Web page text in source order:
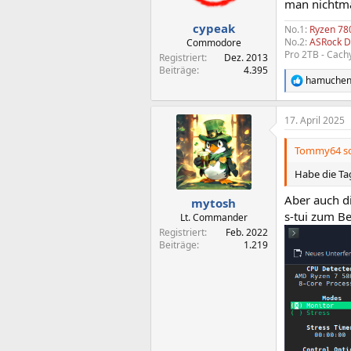
e
n
:
cypeak
Commodore
Registriert
Dez. 2013
Beiträge
4.395
man
No.1: Ryzen
No.2:ASRock
Pro 2TB -
R
e
a
k
t
e
n
hamuchen
mytosh
Lt. Commander
Registriert
Feb. 2022
Beiträge
1.219
17. April 2025
Tommy64
Habe die
Aber auch
s-tui zum